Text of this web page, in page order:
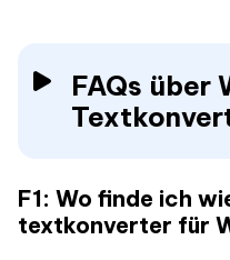
FAQs über
F1: Wo finde ich
textkonverter für